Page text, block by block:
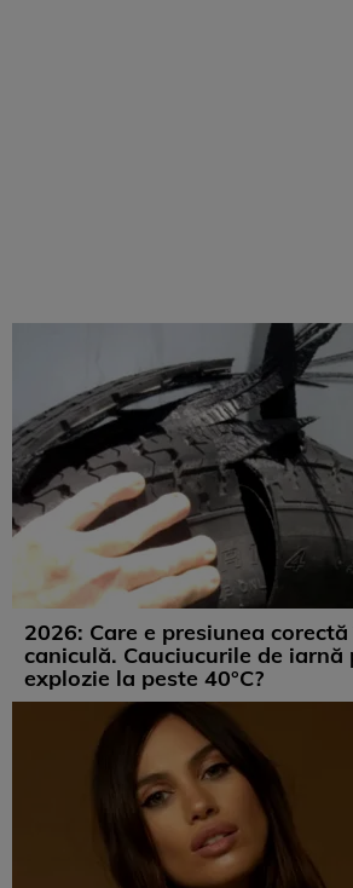
2026: Care e presiunea
caniculă. Cauciucurile de iarnă
explozie la peste 40°C?